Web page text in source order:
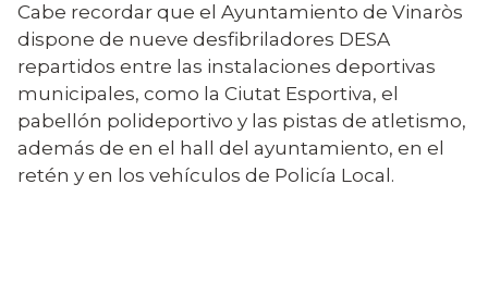
Cabe recordar que el Ayuntamiento de Vinaròs
dispone de nueve desfibriladores DESA
repartidos entre las instalaciones deportivas
municipales, como la Ciutat Esportiva, el
pabellón polideportivo y las pistas de atletismo,
además de en el hall del ayuntamiento, en el
retén y en los vehículos de Policía Local.